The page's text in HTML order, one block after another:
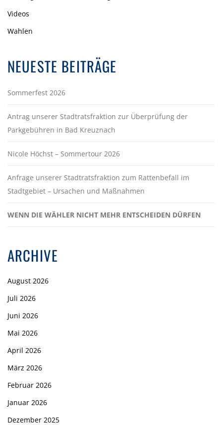
Videos
Wahlen
NEUESTE BEITRÄGE
Sommerfest 2026
Antrag unserer Stadtratsfraktion zur Überprüfung der
Parkgebühren in Bad Kreuznach
Nicole Höchst – Sommertour 2026
Anfrage unserer Stadtratsfraktion zum Rattenbefall im
Stadtgebiet – Ursachen und Maßnahmen
WENN DIE WÄHLER NICHT MEHR ENTSCHEIDEN DÜRFEN
ARCHIVE
August 2026
Juli 2026
Juni 2026
Mai 2026
April 2026
März 2026
Februar 2026
Januar 2026
Dezember 2025